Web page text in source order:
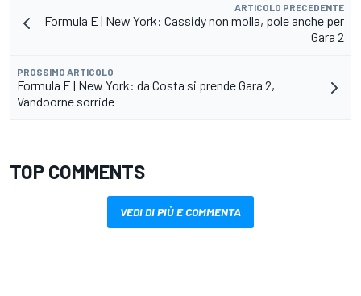
ARTICOLO PRECEDENTE
Formula E | New York: Cassidy non molla, pole anche per
Gara 2
PROSSIMO ARTICOLO
Formula E | New York: da Costa si prende Gara 2,
Vandoorne sorride
TOP COMMENTS
VEDI DI PIÙ E COMMENTA